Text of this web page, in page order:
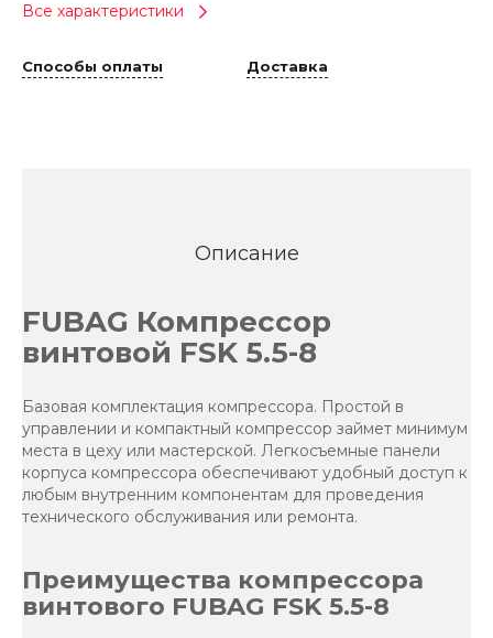
Все характеристики
Способы оплаты Доставка
Описание
FUBAG Компрессор
винтовой FSK 5.5-8
Базовая комплектация компрессора. Простой в
управлении и компактный компрессор займет минимум
места в цеху или мастерской. Легкосъемные панели
корпуса компрессора обеспечивают удобный доступ к
любым внутренним компонентам для проведения
технического обслуживания или ремонта.
Преимущества компрессора
винтового FUBAG FSK 5.5-8